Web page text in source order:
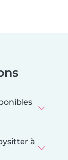
à